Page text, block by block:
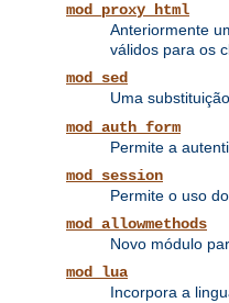
mod_proxy_html
Anteriormente
válidos para os
mod_sed
Uma
mod_auth_form
Permite a
mod_session
Permite o uso
mod_allowmethods
Novo módulo
mod_lua
Incorpora a